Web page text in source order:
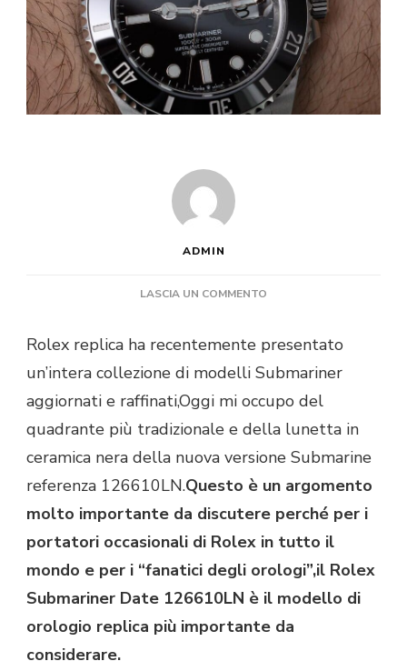
ADMIN
LASCIA UN COMMENTO
MOVIMENTO
DELL’OROLOGIO
ROLEX
SUBMARINER
È
PIÙ
E
STABILE
ALLA
GENERAZIONE
PRECEDENTE
Rolex replica ha recentemente presentato
un’intera collezione di modelli Submariner
aggiornati e raffinati,Oggi mi occupo del
quadrante più tradizionale e della lunetta in
ceramica nera della nuova versione Submarine
referenza 126610LN.Questo è un argomento
molto importante da discutere perché per i
portatori occasionali di Rolex in tutto il
mondo e per i “fanatici degli orologi”,il Rolex
Submariner Date 126610LN è il modello di
orologio replica più importante da
considerare.